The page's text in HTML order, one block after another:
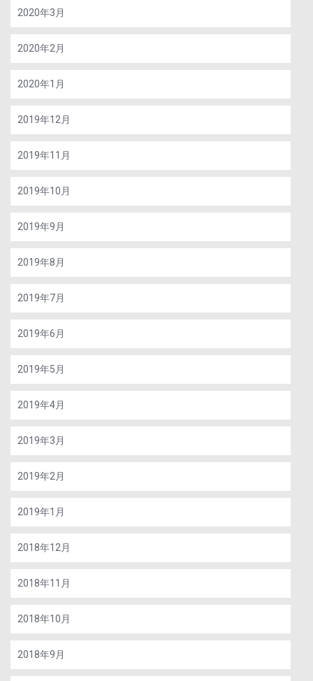
2020年3月
2020年2月
2020年1月
2019年12月
2019年11月
2019年10月
2019年9月
2019年8月
2019年7月
2019年6月
2019年5月
2019年4月
2019年3月
2019年2月
2019年1月
2018年12月
2018年11月
2018年10月
2018年9月